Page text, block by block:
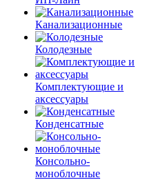
Канализационные
Колодезные
Комплектующие и
аксессуары
Конденсатные
Консольно-
моноблочные